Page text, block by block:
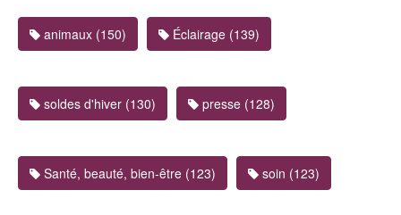
animaux (150) Éclairage (139)
soldes d'hiver (130) presse (128)
Santé, beauté, bien-être (123) soin (123)